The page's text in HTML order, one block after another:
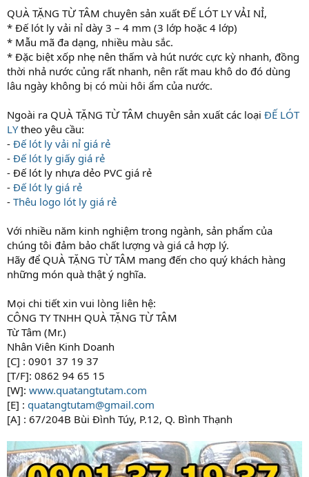
QUÀ TẶNG TỪ TÂM chuyên sản xuất ĐẾ LÓT LY VẢI NỈ,
* Đế lót ly vải nỉ dày 3 – 4 mm (3 lớp hoặc 4 lớp)
* Mẫu mã đa dạng, nhiều màu sắc.
* Đặc biệt xốp nhẹ nên thấm và hút nước cực kỳ nhanh, đồng
thời nhả nước củng rất nhanh, nên rất mau khô do đó dùng
lâu ngày không bị có mùi hôi ẩm của nước.
Ngoài ra QUÀ TẶNG TỪ TÂM chuyên sản xuất các loại ĐẾ LÓT
LYtheo yêu cầu:
- Đế lót ly vải nỉ giá rẻ
- Đế lót ly giấy giá rẻ
- Đế lót ly nhựa dẻo PVC giá rẻ
- Đế lót ly giá rẻ
- Thêu logo lót ly giá rẻ
Với nhiều năm kinh nghiệm trong ngành, sản phẩm của
chúng tôi đảm bảo chất lượng và giá cả hợp lý.
Hãy để QUÀ TẶNG TỪ TÂM mang đến cho quý khách hàng
những món quà thật ý nghĩa.
Mọi chi tiết xin vui lòng liên hệ:
CÔNG TY TNHH QUÀ TẶNG TỪ TÂM
Từ Tâm (Mr.)
Nhân Viên Kinh Doanh
[C] : 0901 37 19 37
[T/F]: 0862 94 65 15
[W]: www.quatangtutam.com
[E] : quatangtutam@gmail.com
[A] : 67/204B Bùi Đình Túy, P.12, Q. Bình Thạnh